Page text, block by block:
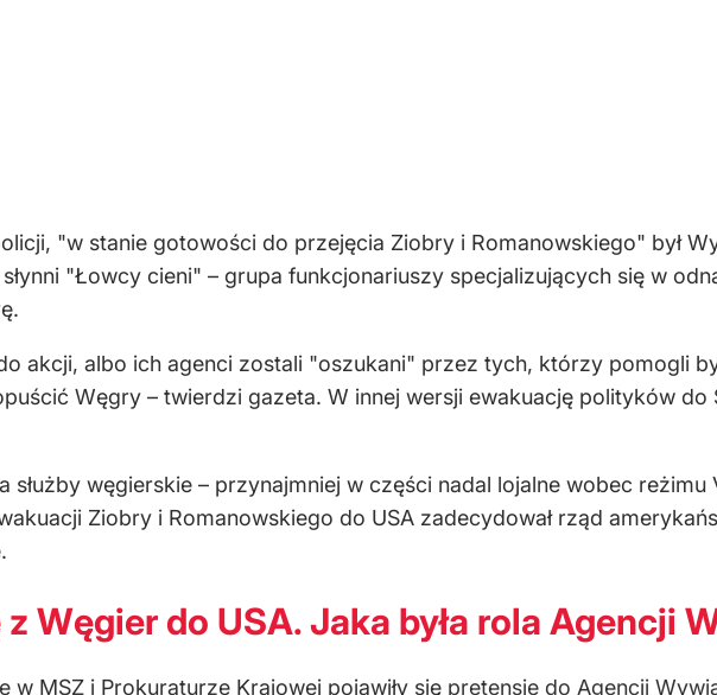
"w stanie gotowości do przejęcia Ziobry i Romanowskiego" był
"Łowcy cieni" – grupa funkcjonariuszy specjalizujących się w
akcji, albo ich agenci zostali "oszukani" przez tych, którzy pomogli
Węgry – twierdzi gazeta. W innej wersji ewakuację polityków do
węgierskie – przynajmniej w części nadal lojalne wobec reżimu
Ziobry i Romanowskiego do USA zadecydował rząd
Węgier do USA. Jaka była rola Agencji
w MSZ i Prokuraturze Krajowej pojawiły się pretensje do Agencji